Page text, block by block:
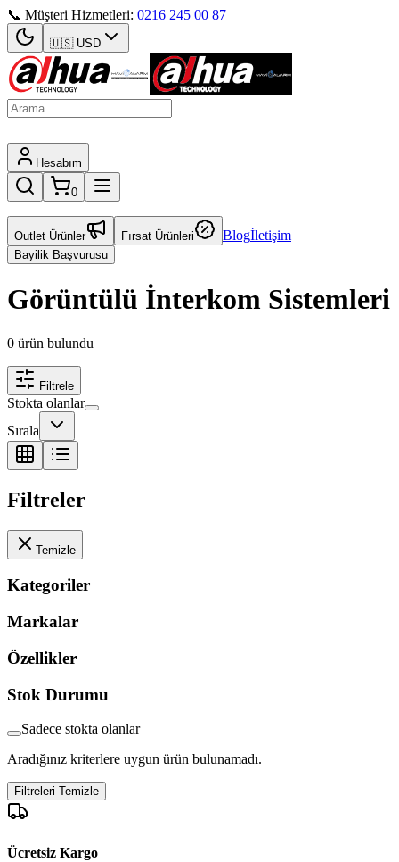
📞 Müşteri Hizmetleri: 0216 245 00 87
🇺🇸 USD
Hesabım
0
Outlet Ürünler Fırsat Ürünleri Blogİletişim
Bayilik Başvurusu
Görüntülü İnterkom Sistemleri
0 ürün bulundu
Filtrele
Stokta olanlar
Sırala
Filtreler
Temizle
Kategoriler
Markalar
Özellikler
Stok Durumu
Sadece stokta olanlar
Aradığınız kriterlere uygun ürün bulunamadı.
Filtreleri Temizle
Ücretsiz Kargo